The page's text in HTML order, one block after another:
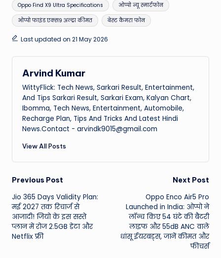
Oppo Find X9 Ultra Specifications ओप्पो न्यू स्मार्टफोन
ओप्पो फाइंड एक्स9 अल्ट्रा कीमत बेस्ट कैमरा फोन
Last updated on 21 May 2026
Arvind Kumar
WittyFlick: Tech News, Sarkari Result, Entertainment,
And Tips Sarkari Result, Sarkari Exam, Kalyan Chart,
Ibomma, Tech News, Entertainment, Automobile,
Recharge Plan, Tips And Tricks And Latest Hindi
News.Contact - arvindk9015@gmail.com
View All Posts
Post
navigation
Previous Post
Jio 365 Days Validity Plan:
मई 2027 तक रिचार्ज से
आजादी! जियो के इस सस्ते
प्लान में रोज 2.5GB डेटा और
Netflix फ्री
Next Post
Oppo Enco Air5 Pro
Launched in India: ओप्पो ने
लॉन्च किए 54 घंटे की बैटरी
लाइफ और 55dB ANC वाले
धांसू ईयरबड्स, जानें कीमत और
फीचर्स